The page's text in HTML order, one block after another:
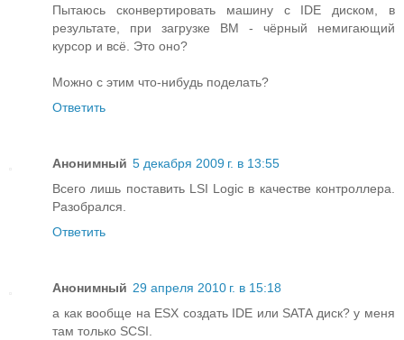
Пытаюсь сконвертировать машину с IDE диском, в
результате, при загрузке ВМ - чёрный немигающий
курсор и всё. Это оно?
Можно с этим что-нибудь поделать?
Ответить
Анонимный 5 декабря 2009 г. в 13:55
Всего лишь поставить LSI Logic в качестве контроллера.
Разобрался.
Ответить
Анонимный 29 апреля 2010 г. в 15:18
а как вообще на ESX создать IDE или SATA диск? у меня
там только SCSI.